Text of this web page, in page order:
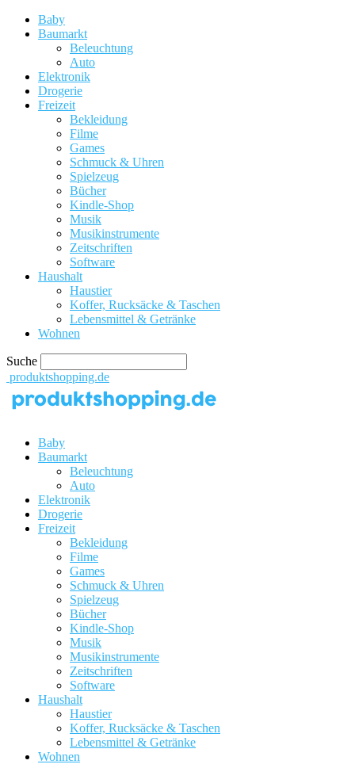
Baby
Baumarkt
Beleuchtung
Auto
Elektronik
Drogerie
Freizeit
Bekleidung
Filme
Games
Schmuck & Uhren
Spielzeug
Bücher
Kindle-Shop
Musik
Musikinstrumente
Zeitschriften
Software
Haushalt
Haustier
Koffer, Rucksäcke & Taschen
Lebensmittel & Getränke
Wohnen
Suche
produktshopping.de
Baby
Baumarkt
Beleuchtung
Auto
Elektronik
Drogerie
Freizeit
Bekleidung
Filme
Games
Schmuck & Uhren
Spielzeug
Bücher
Kindle-Shop
Musik
Musikinstrumente
Zeitschriften
Software
Haushalt
Haustier
Koffer, Rucksäcke & Taschen
Lebensmittel & Getränke
Wohnen